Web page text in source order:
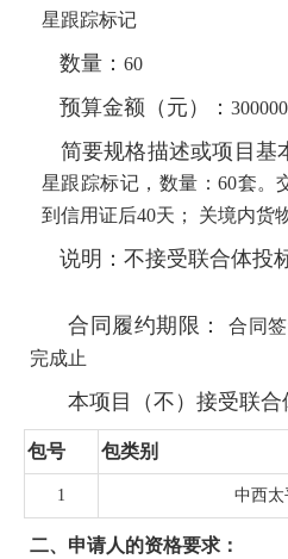
星跟踪标记
数量： 60
预算金额（元）：
简要规格描述或项目基
星跟踪标记，数量：60套。
到信用证后40天； 关境内货
说明：不接受联合体投
合同履约期限：合同
完成止
本项目（不）接受联合
包号 包类别
1 中西
二、申请人的资格要求：